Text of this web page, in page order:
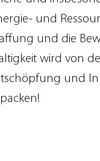
und
und die
wird von
und